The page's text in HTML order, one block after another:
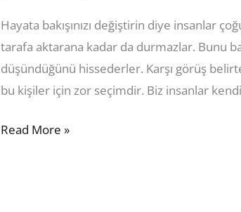
Hayata bakışınızı değiştirin diye insanlar
tarafa aktarana kadar da durmazlar. Bunu
düşündüğünü hissederler. Karşı görüş
bu kişiler için zor seçimdir. Biz insanlar
Read More »